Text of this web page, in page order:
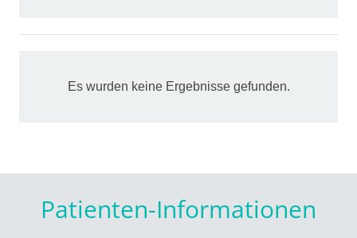
Es wurden keine Ergebnisse gefunden.
Patienten-Informationen